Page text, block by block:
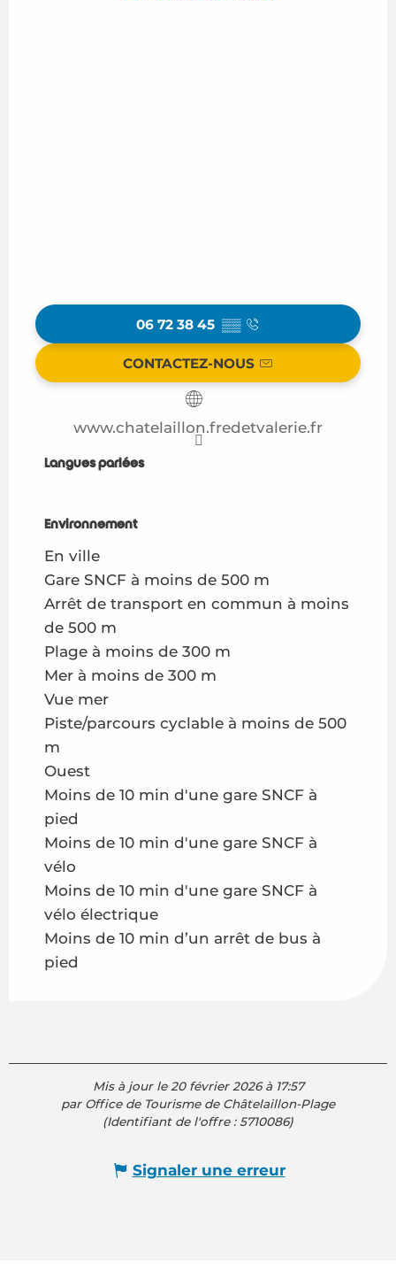
06 72 38 45 ▒▒
CONTACTEZ-NOUS
www.chatelaillon.fredetvalerie.fr
Langues parlées
Langues parlées
Environnement
Environnement
En ville
Gare SNCF à moins de 500 m
Arrêt de transport en commun à moins
de 500 m
Plage à moins de 300 m
Mer à moins de 300 m
Vue mer
Piste/parcours cyclable à moins de 500
m
Ouest
Moins de 10 min d'une gare SNCF à
pied
Moins de 10 min d'une gare SNCF à
vélo
Moins de 10 min d'une gare SNCF à
vélo électrique
Moins de 10 min d’un arrêt de bus à
pied
Mis à jour le 20 février 2026 à 17:57
par Office de Tourisme de Châtelaillon-Plage
(Identifiant de l'offre :5710086)
Signaler une erreur